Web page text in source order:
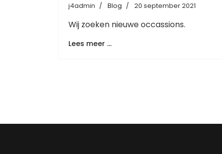
j4admin Blog 20 september 2021
Wij zoeken nieuwe occassions.
Lees meer …